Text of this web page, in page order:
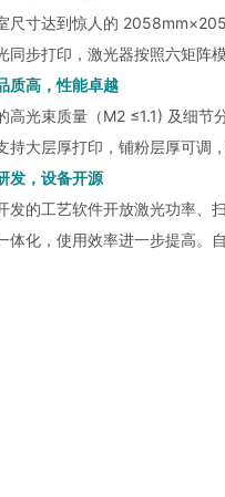
尺寸达到惊人的
同步打印，激光器按照六矩阵
质高，性能卓越
高光束质量（M2 ≤1.1) 及细节
持大层厚打印，铺粉层厚可调
发，设备开源
发的工艺软件开放激光功率、
体化，使用效率进一步提高。